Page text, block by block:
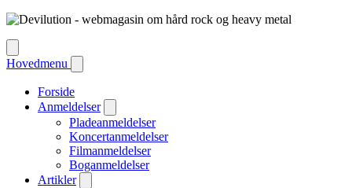
Hovedmenu
Forside
Anmeldelser
Pladeanmeldelser
Koncertanmeldelser
Filmanmeldelser
Boganmeldelser
Artikler